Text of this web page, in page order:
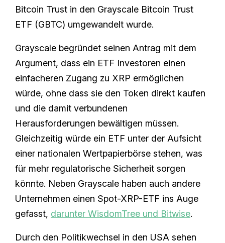
Bitcoin Trust in den Grayscale Bitcoin Trust
ETF (GBTC) umgewandelt wurde.
Grayscale begründet seinen Antrag mit dem
Argument, dass ein ETF Investoren einen
einfacheren Zugang zu XRP ermöglichen
würde, ohne dass sie den Token direkt kaufen
und die damit verbundenen
Herausforderungen bewältigen müssen.
Gleichzeitig würde ein ETF unter der Aufsicht
einer nationalen Wertpapierbörse stehen, was
für mehr regulatorische Sicherheit sorgen
könnte. Neben Grayscale haben auch andere
Unternehmen einen Spot-XRP-ETF ins Auge
gefasst, darunter WisdomTree und Bitwise.
Durch den Politikwechsel in den USA sehen